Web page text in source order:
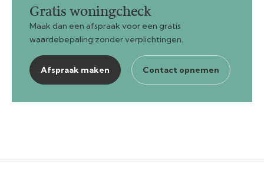
Gratis woningcheck
Maak dan een afspraak voor een gratis
waardebepaling zonder verplichtingen.
Afspraak maken Contact opnemen